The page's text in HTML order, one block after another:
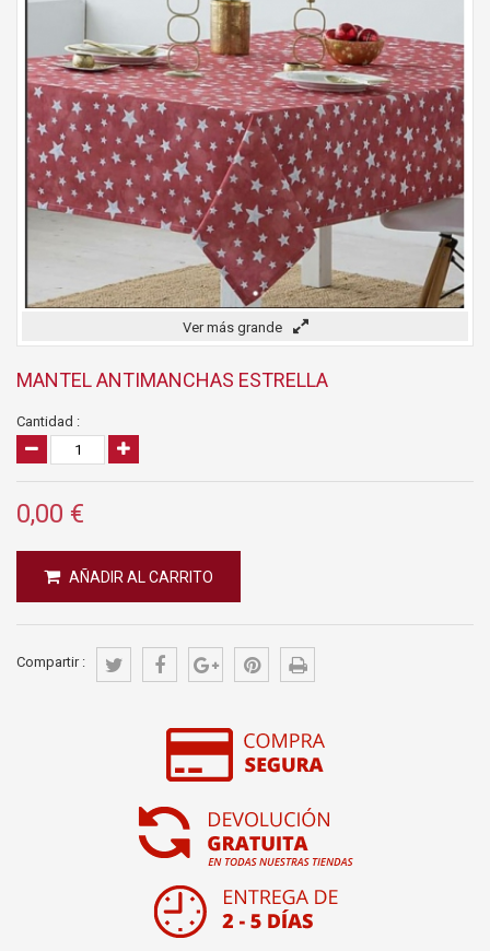
Ver más grande
MANTEL ANTIMANCHAS ESTRELLA
Cantidad :
0,00 €
AÑADIR AL CARRITO
Compartir :